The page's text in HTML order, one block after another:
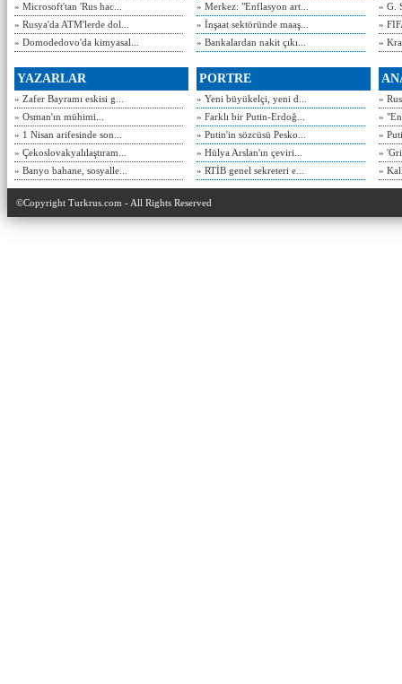
» Microsoft'tan 'Rus hac...
» Rusya'da ATM'lerde dol...
» Domodedovo'da kimyasal...
» Merkez: "Enflasyon art...
» İnşaat sektöründe maaş...
» Bankalardan nakit çıkı...
» G.
»
»
YAZARLAR
» Zafer Bayramı eskisi g...
» Osman'ın mühimi...
» 1 Nisan arifesinde son...
» Çekoslovakyalılaştıram...
» Banyo bahane, sosyalle...
PORTRE
» Yeni büyükelçi, yeni d...
» Farklı bir Putin-Erdoğ...
» Putin'in sözcüsü Pesko...
» Hülya Arslan'ın çeviri...
» RTİB genel sekreteri e...
»
»
»
»
»
©Copyright Turkrus.com - All Rights Reserved